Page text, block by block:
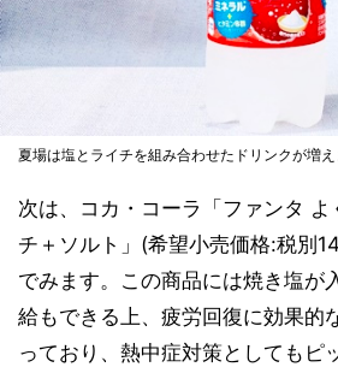
夏場は塩とライチを組み合わせたドリンクが増
次は、コカ・コーラ「ファンタ よ
チ＋ソルト」(希望小売価格:税別
でみます。この商品には焼き塩が
給もできる上、疲労回復に効果的
っており、熱中症対策としてもピ